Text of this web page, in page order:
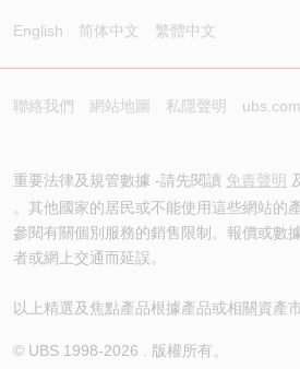
English 简体中文 繁體中文
聯絡我們 網站地圖 私隱聲明 ubs.com
重要法律及規管數據 -請先閱讀 免責聲明
。其他國家的居民或不能使用這些網站的
參閱有關個別服務的銷售限制。報價或數
者或網上交通而延誤。
以上精選及焦點產品根據產品或相關資產
© UBS 1998-2026 . 版權所有。